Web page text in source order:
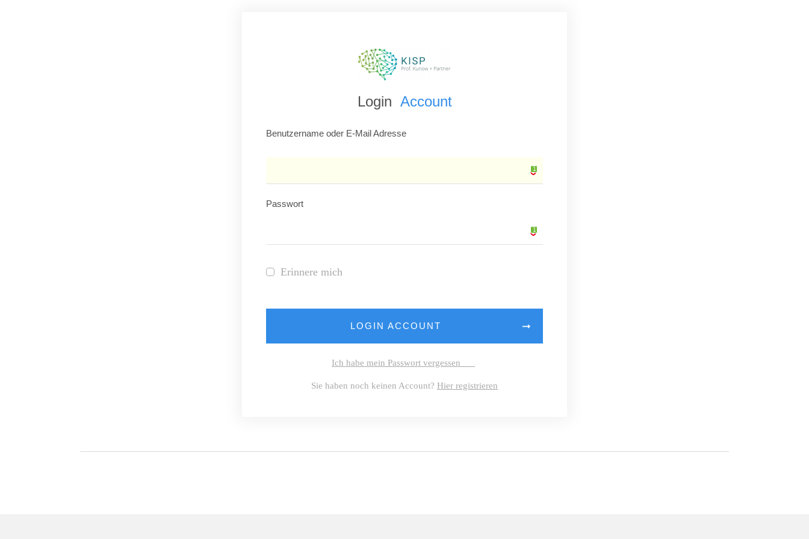
Login Account
Benutzername oder E-Mail Adresse
11
Passwort
11
Erinnere mich
LOGIN ACCOUNT
Ich habe mein Passwort vergessen
Sie haben noch keinen Account? Hier registrieren